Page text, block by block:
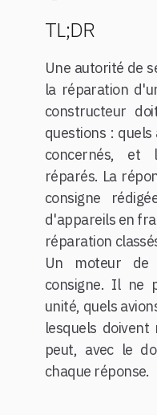
TL;DR
Une autorité de
la réparation
constructeur
questions :
concernés, et
réparés. La
consigne
d'appareils en
réparation
Un moteur de
consigne. Il ne
unité, quels
lesquels
peut, avec le
chaque réponse.